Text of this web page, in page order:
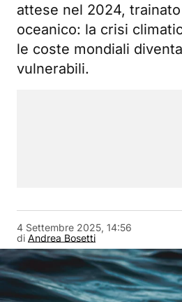
attese nel 2024,
oceanico: la crisi
le coste mondiali
vulnerabili.
di Andrea Bosetti
4 Settembre 2025, 14:56